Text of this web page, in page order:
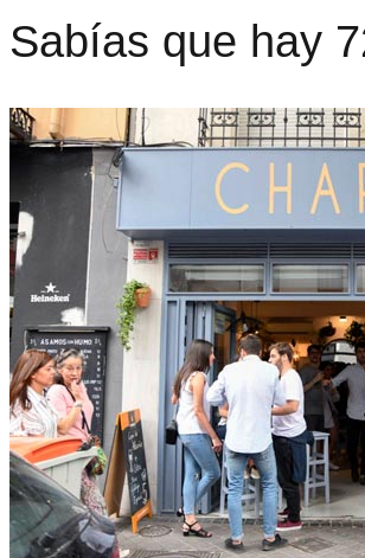
Sabías que hay